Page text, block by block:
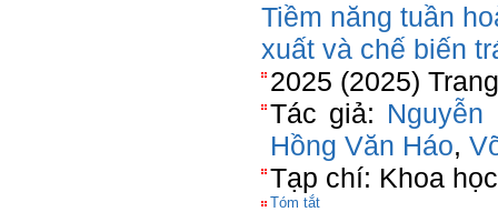
Tiềm năng tuần
xuất và chế biến
2025 (2025)
Tác giả: Nguyễn
Hồng Văn Háo,
Tạp chí: Khoa
Tóm tắt